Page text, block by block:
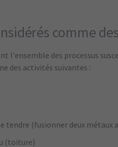
comme
l’ensemble des processus
des activités suivantes :
tendre (fusionner deux métaux
(toiture)